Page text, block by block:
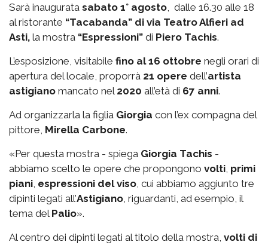
Sarà inaugurata sabato 1° agosto , dalle 16.30 alle 18
al ristorante “Tacabanda” di via Teatro Alfieri ad
Asti, la mostra “Espressioni” di Piero Tachis.
L’esposizione, visitabile fino al 16 ottobre negli orari di
apertura del locale, proporrà 21 opere dell’artista
astigiano mancato nel 2020 all’età di 67 anni.
Ad organizzarla la figlia Giorgia con l’ex compagna del
pittore, Mirella Carbone.
«Per questa mostra - spiega Giorgia Tachis -
abbiamo scelto le opere che propongono volti primi
piani espressioni del viso , cui abbiamo aggiunto tre
dipinti legati all’Astigiano , riguardanti, ad esempio, il
tema del Palio».
Al centro dei dipinti legati al titolo della mostra, volti di